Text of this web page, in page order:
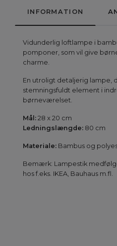
INFORMATION
Vidunderlig loftlampe i
pomponer, som vil give
charme.
En utroligt detaljerig lampe,
stemningsfuldt element i
børneværelset.
Mål: 28 x 20 cm
Ledningslængde: 80 cm
Materiale: Bambus og
Bemærk: Lampestik
hos f.eks. IKEA, Bauhaus m.fl.